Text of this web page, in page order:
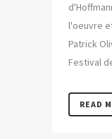
l'oeuvre
Patrick
Festival
READ